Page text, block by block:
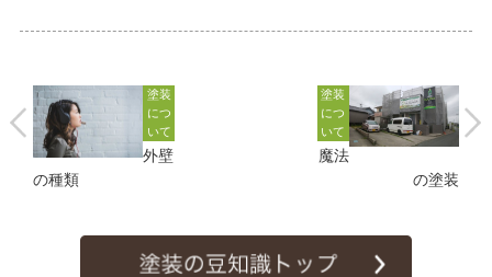
塗装
につ
いて
外壁
の種類
塗装
につ
いて
魔法
の塗装